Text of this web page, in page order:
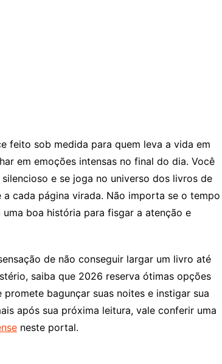
feito sob medida para quem leva a vida em
em emoções intensas no final do dia. Você
e se joga no universo dos livros de
cada página virada. Não importa se o tempo
boa história para fisgar a atenção e
de não conseguir largar um livro até
saiba que 2026 reserva ótimas opções
bagunçar suas noites e instigar sua
após sua próxima leitura, vale conferir uma
neste portal.